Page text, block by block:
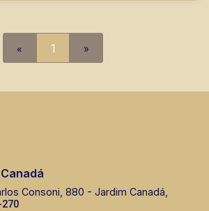
« 1 »
Consoni, 880 - Jardim Canadá,